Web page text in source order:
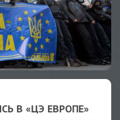
В «ЦЭ ЕВРОПЕ»